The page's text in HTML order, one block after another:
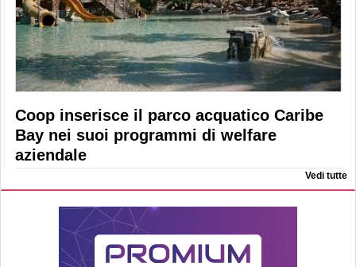
Coop inserisce il parco acquatico Caribe
Bay nei suoi programmi di welfare
aziendale
Vedi tutte